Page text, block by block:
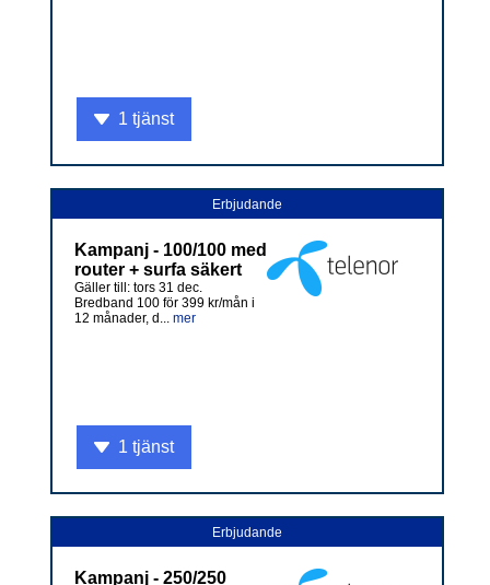
1 tjänst
Erbjudande
Kampanj - 100/100 med
router + surfa säkert
Gäller till: tors 31 dec.
Bredband 100 för 399 kr/mån i
12 månader, d... mer
1 tjänst
Erbjudande
Kampanj - 250/250